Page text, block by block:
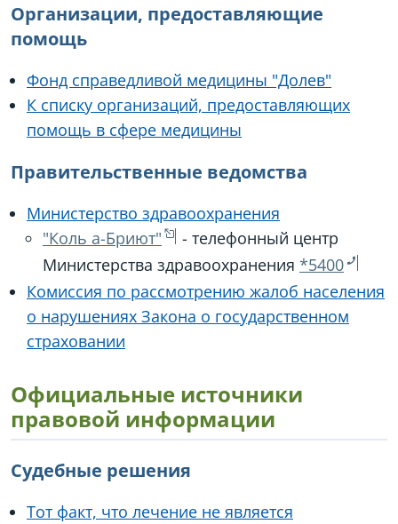
Организации, предоставляющие
помощь
Фонд справедливой медицины "Долев"
К списку организаций, предоставляющих
помощь в сфере медицины
Правительственные ведомства
Министерство здравоохранения
"Коль а-Бриют"
- телефонный центр
Министерства здравоохранения *5400
Комиссия по рассмотрению жалоб населения
о нарушениях Закона о государственном
страховании
Официальные источники
правовой информации
Судебные решения
Тот факт, что лечение не является